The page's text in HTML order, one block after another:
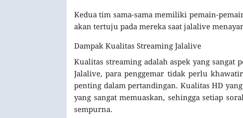
Kedua tim sama-sama memiliki pemain-
akan tertuju pada mereka saat jalalive
Dampak Kualitas Streaming Jalalive
Kualitas streaming adalah aspek yang sangat
Jalalive, para penggemar tidak perlu
penting dalam pertandingan. Kualitas HD
yang sangat memuaskan, sehingga setiap
sempurna.